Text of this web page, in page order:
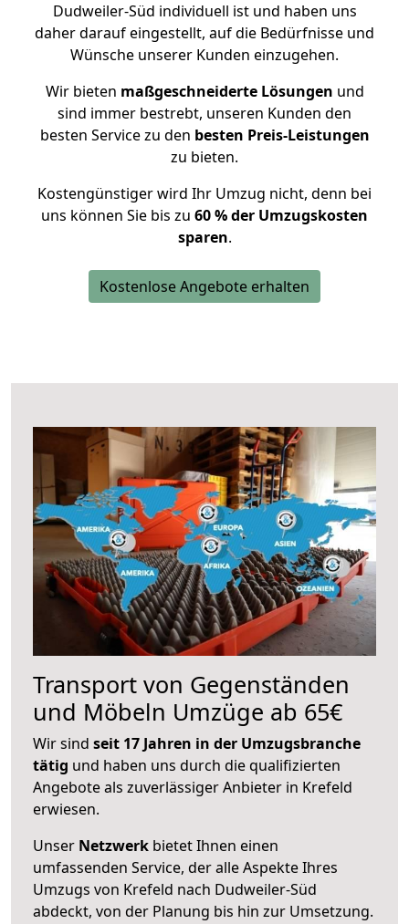
Dudweiler-Süd individuell ist und haben uns
daher darauf eingestellt, auf die Bedürfnisse und
Wünsche unserer Kunden einzugehen.
Wir bieten maßgeschneiderte Lösungen und
sind immer bestrebt, unseren Kunden den
besten Service zu den besten Preis-Leistungen
zu bieten.
Kostengünstiger wird Ihr Umzug nicht, denn bei
uns können Sie bis zu 60 % der Umzugskosten
sparen.
Kostenlose Angebote erhalten
Transport von Gegenständen
und Möbeln Umzüge ab 65€
Wir sind seit 17 Jahren in der Umzugsbranche
tätig und haben uns durch die qualifizierten
Angebote als zuverlässiger Anbieter in Krefeld
erwiesen.
Unser Netzwerk bietet Ihnen einen
umfassenden Service, der alle Aspekte Ihres
Umzugs von Krefeld nach Dudweiler-Süd
abdeckt, von der Planung bis hin zur Umsetzung.